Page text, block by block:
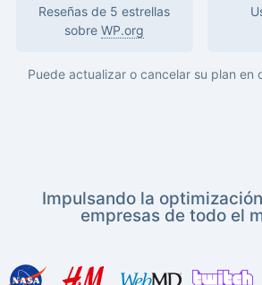
Reseñas de 5 estrellas
sobreWP.org
Puede actualizar o cancelar su plan en
Impulsando la
empresas de todo el